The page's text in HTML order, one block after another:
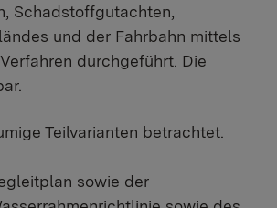
Schadstoffgutachten,
und der Fahrbahn mittels
durchgeführt. Die
Teilvarianten betrachtet.
sowie der